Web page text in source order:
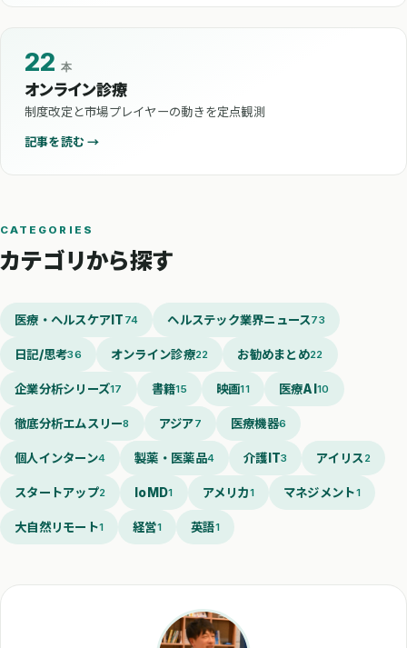
22 本
オンライン診療
制度改定と市場プレイヤーの動きを定点観測
記事を読む →
CATEGORIES
カテゴリから探す
医療・ヘルスケアIT 74 ヘルステック業界ニュース73
日記/思考36 オンライン診療22 お勧めまとめ22
企業分析シリーズ17 書籍15 映画11 医療AI 10
徹底分析エムスリー8 アジア7 医療機器6
個人インターン4 製薬・医薬品4 介護IT3 アイリス 2
スタートアップ2 IoMD1 アメリカ1 マネジメント1
大自然リモート1 経営1 英語1